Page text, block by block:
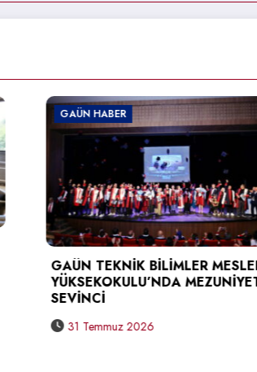
GAÜN HABER
GAÜN TEKNİK BİLİMLER MESLEK
YÜKSEKOKULU’NDA MEZUNİYET
31 Temmuz 2026